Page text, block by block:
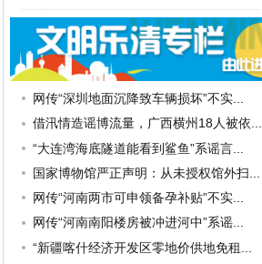
网传“深圳地面沉降致车辆损坏”不实...
借汛情造谣博流量，广西横州18人被依...
“大连湾海底隧道能看到鲨鱼”系谣言...
国家博物馆严正声明：从未授权馆外扫...
网传“河南两市可申领备孕补贴”不实...
网传“河南南阳楼房被冲进河中”系谣...
“新疆喀什经济开发区零地价供地免租...